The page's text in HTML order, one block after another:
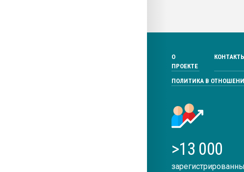
О
ПРОЕКТЕ
ПОЛИТИКА В
>13 000